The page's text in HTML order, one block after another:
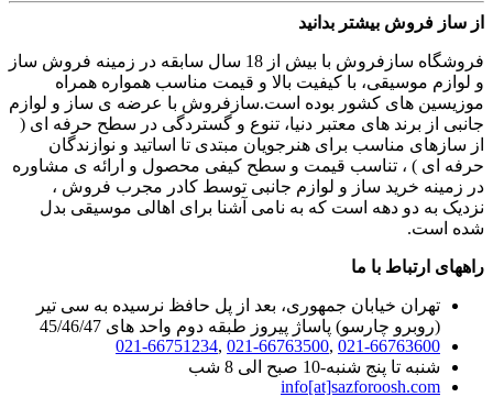
از ساز فروش بیشتر بدانید
فروشگاه سازفروش با بیش از 18 سال سابقه در زمینه فروش ساز
و لوازم موسیقی، با کیفیت بالا و قیمت مناسب همواره همراه
موزیسین های کشور بوده است.سازفروش با عرضه ی ساز و لوازم
جانبی از برند های معتبر دنیا، تنوع و گستردگی در سطح حرفه ای (
از سازهای مناسب برای هنرجویان مبتدی تا اساتید و نوازندگان
حرفه ای ) ، تناسب قیمت و سطح کیفی محصول و ارائه ی مشاوره
در زمینه خرید ساز و لوازم جانبی توسط کادر مجرب فروش ،
نزدیک به دو دهه است که به نامی آشنا برای اهالی موسیقی بدل
شده است.
راههای ارتباط با ما
تهران خیابان جمهوری، بعد از پل حافظ نرسیده به سی تیر
(روبرو چارسو) پاساژ پیروز طبقه دوم واحد های 45/46/47
021-66763600
,
021-66763500
,
021-66751234
شنبه تا پنج شنبه-10 صبح الی 8 شب
info[at]sazforoosh.com